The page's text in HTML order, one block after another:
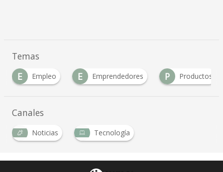
Temas
E
Empleo E Emprendedores P Productos
Canales
Noticias Tecnología